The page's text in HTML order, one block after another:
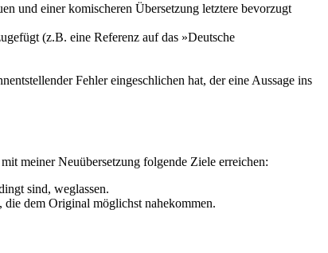
und einer komischeren Übersetzung letztere bevorzugt
(z.B. eine Referenz auf das »Deutsche
Fehler eingeschlichen hat, der eine Aussage ins
meiner Neuübersetzung folgende Ziele erreichen:
sind, weglassen.
dem Original möglichst nahekommen.